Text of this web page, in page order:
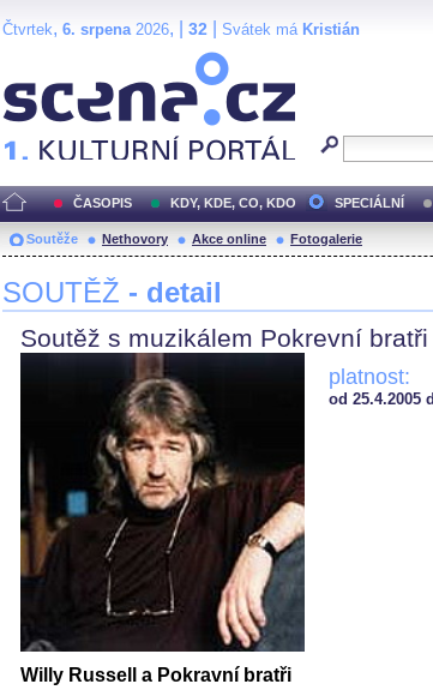
Čtvrtek, 6. srpena2026, | 32 Svátek má Kristián
ČASOPIS KDY, KDE, CO, KDO SPECIÁLNÍ
Soutěže Nethovory Akce online Fotogalerie
SOUTĚŽ - detail
Soutěž s muzikálem Pokrevní bratři
platnost:
od 25.4.2005
Willy Russell a Pokravní bratři